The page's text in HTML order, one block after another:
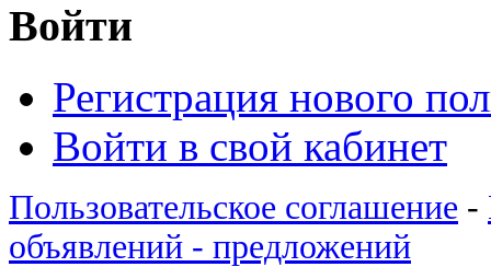
Войти
Регистрация нового
Войти в свой кабинет
Пользовательское соглашение -
объявлений - предложений